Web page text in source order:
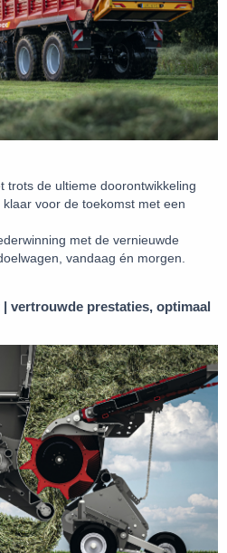
trots de ultieme doorontwikkeling
voor de toekomst met een
met de vernieuwde
vandaag én morgen
vertrouwde prestaties, optimaal